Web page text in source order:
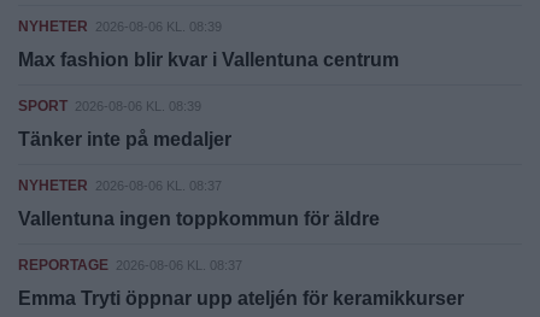
NYHETER 2026-08-06 KL. 08:39
Max fashion blir kvar i Vallentuna centrum
SPORT 2026-08-06 KL. 08:39
Tänker inte på medaljer
NYHETER 2026-08-06 KL. 08:37
Vallentuna ingen toppkommun för äldre
REPORTAGE 2026-08-06 KL. 08:37
Emma Tryti öppnar upp ateljén för keramikkurser